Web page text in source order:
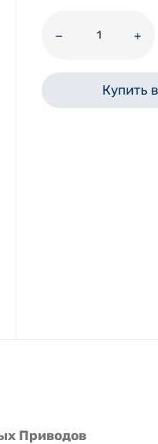
Купить
Приводов